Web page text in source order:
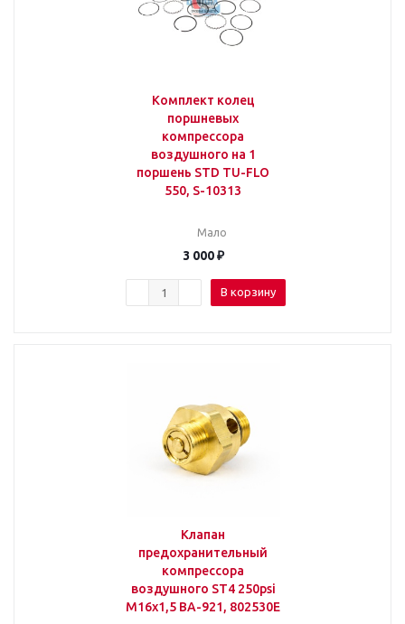
Комплект колец
поршневых
компрессора
воздушного на 1
поршень STD TU-FLO
550, S-10313
Мало
3 000₽
В корзину
Клапан
предохранительный
компрессора
воздушного ST4 250psi
М16х1,5 BA-921, 802530E